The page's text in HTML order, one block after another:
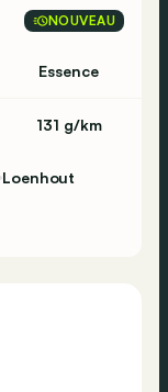
NOUVEAU
Essence
131 g/km
Loenhout